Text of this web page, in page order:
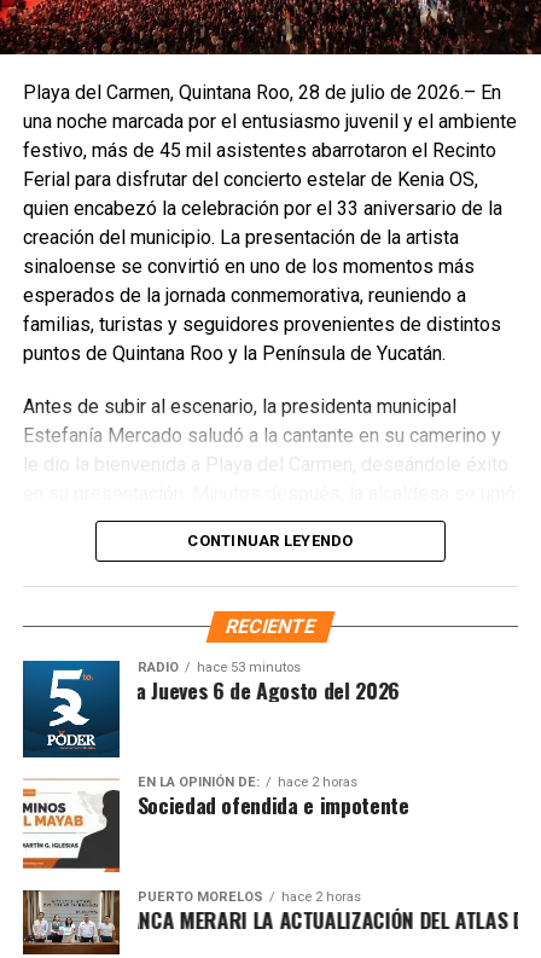
florecer en suelo ajeno”. También se presentó el ensamble
musical “Un derecho de nacimiento”, integrado por 14
cierre coral con temas tradicionales como “Go down
Moses” y “Joshua fit the battle of Jericho”.
Fuente: 5to Poder Agencia de Noticias
Recibe las noticias al instante
Únete al canal oficial de WhatsApp de
Quinto Poder
importantes de Quintana Roo directamente
en tu teléfono.
Playa del Carmen, Quintana Roo, 28 de julio de 2026.– En
una noche marcada por el entusiasmo juvenil y el ambiente
festivo, más de 45 mil asistentes abarrotaron el Recinto
Ferial para disfrutar del concierto estelar de Kenia OS,
quien encabezó la celebración por el 33 aniversario de la
creación del municipio. La presentación de la artista
sinaloense se convirtió en uno de los momentos más
esperados de la jornada conmemorativa, reuniendo a
familias, turistas y seguidores provenientes de distintos
puntos de Quintana Roo y la Península de Yucatán.
Antes de subir al escenario, la presidenta municipal
Estefanía Mercado saludó a la cantante en su camerino y
le dio la bienvenida a Playa del Carmen, deseándole éxito
a los miles de asistentes que celebraron una noche de
música, convivencia y alegría en un ambiente
completamente familiar.
CONTINUAR LEYENDO
RECIENTE
RADIO hace 53 minutos
Matutina Jueves 6 de Agosto del 2026
EN LA OPINIÓN DE: hace 2 horas
Sociedad ofendida e impotente
PUERTO MORELOS hace 2 horas
BLANCA MERARI LA ACTUALIZACIÓN DEL ATLAS DE